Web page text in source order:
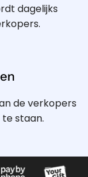
dagelijks
de verkopers
staan.